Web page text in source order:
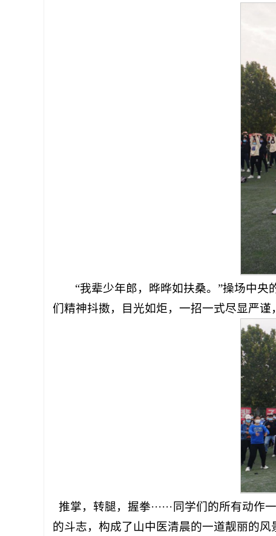
“我辈少年郎，晔晔如扶桑。”操场中
们精神抖擞，目光如炬，一招一式尽显严
推掌，转腿，握拳······同学们的所有动
的斗志，构成了山中医清晨的一道靓丽的风